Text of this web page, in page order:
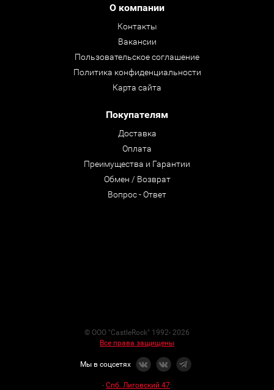
О компании
Контакты
Вакансии
Пользовательское соглашение
Политика конфиденциальности
Карта сайта
Покупателям
Доставка
Оплата
Преимущества и Гарантии
Обмен / Возврат
Вопрос - Ответ
© ООО "CastleRock" 1992- 2026
Все права защищены
Мы в соцсетях
- Спб. Лиговский 47: